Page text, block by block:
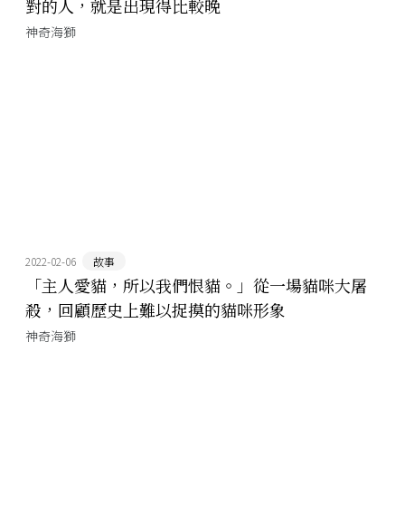
對的人，就是出現得比較晚
神奇海獅
2022-02-06 故事
「主人愛貓，所以我們恨貓。」從一場貓咪大屠
殺，回顧歷史上難以捉摸的貓咪形象
神奇海獅